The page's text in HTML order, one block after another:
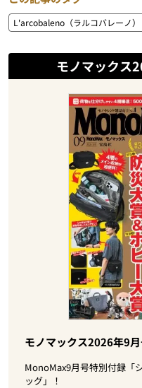
L'arcobaleno（ラルコバレーノ）
モノマックス
モノマックス2026年9
MonoMax9月号特別付録
ッグ」！